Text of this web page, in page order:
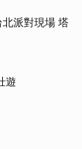
派對現場 塔
遊